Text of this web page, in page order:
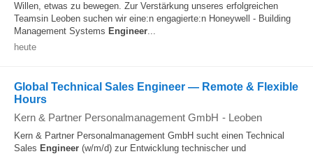
Willen, etwas zu bewegen. Zur Verstärkung unseres erfolgreichen
Teamsin Leoben suchen wir eine:n engagierte:n Honeywell - Building
Management Systems Engineer...
heute
Global Technical Sales Engineer — Remote & Flexible
Hours
Kern & Partner Personalmanagement GmbH - Leoben
Kern & Partner Personalmanagement GmbH sucht einen Technical
Sales Engineer (w/m/d) zur Entwicklung technischer und